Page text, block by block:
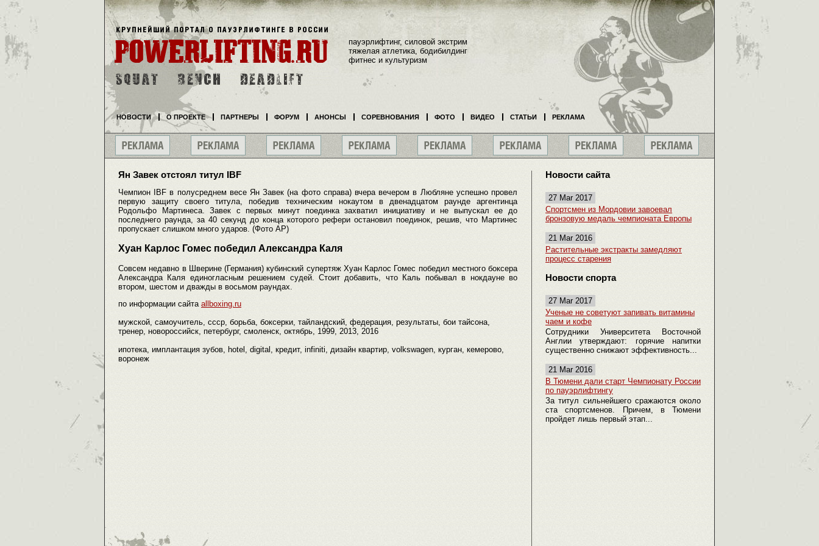
Ян Завек отстоял титул IBF
Чемпион IBF в полусреднем весе Ян Завек (на фото справа) вчера вечером в Любляне успешно провел
первую защиту своего титула, победив техническим нокаутом в двенадцатом раунде аргентинца
Родольфо Мартинеса. Завек с первых минут поединка захватил инициативу и не выпускал ее до
последнего раунда, за 40 секунд до конца которого рефери остановил поединок, решив, что Мартинес
пропускает слишком много ударов. (Фото AP)
Хуан Карлос Гомес победил Александра Каля
Совсем недавно в Шверине (Германия) кубинский супертяж Хуан Карлос Гомес победил местного боксера
Александра Каля единогласным решением судей. Cтоит добавить, что Каль побывал в нокдауне во
втором, шестом и дважды в восьмом раундах.
по информации сайта allboxing.ru
мужской, самоучитель, ссср, борьба, боксерки, тайландский, федерация, результаты, бои тайсона,
тренер, новороссийск, петербург, смоленск, октябрь, 1999, 2013, 2016
ипотека, имплантация зубов, hotel, digital, кредит, infiniti, дизайн квартир, volkswagen, курган, кемерово,
воронеж
Новости сайта
27 Mar 2017
Спортсмен из Мордовии завоевал
бронзовую медаль чемпионата Европы
21 Mar 2016
Растительные экстракты замедляют
процесс старения
Новости спорта
27 Mar 2017
Ученые не советуют запивать витамины
чаем и кофе
Сотрудники Университета Восточной
Англии утверждают: горячие напитки
существенно снижают эффективность...
21 Mar 2016
В Тюмени дали старт Чемпионату России
по пауэрлифтингу
За титул сильнейшего сражаются около
ста спортсменов. Причем, в Тюмени
пройдет лишь первый этап...
пауэрлифтинг, силовой экстрим
тяжелая атлетика, бодибилдинг
фитнес и культуризм
НОВОСТИ О ПРОЕКТЕ ПАРТНЕРЫ ФОРУМ АНОНСЫ СОРЕВНОВАНИЯ ФОТО ВИДЕО СТАТЬИ РЕКЛАМА